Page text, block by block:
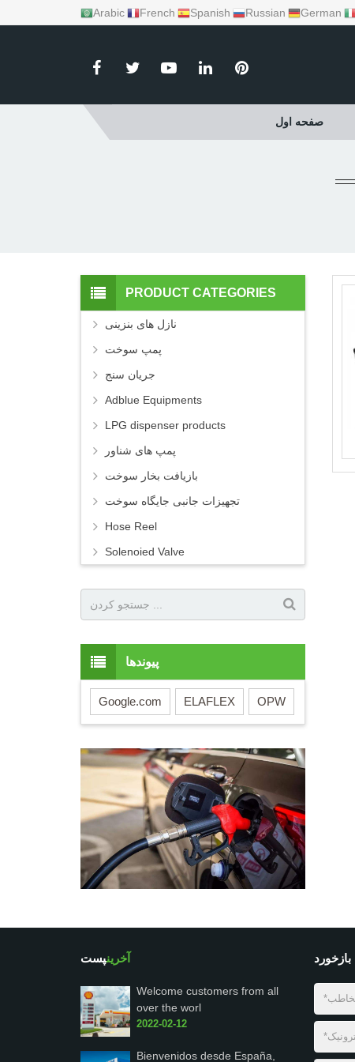
Arabic French Spanish Russian German
صفحه اول
PRODUCT CATEGORIES
نازل های بنزینی
پمپ سوخت
جریان سنج
Adblue Equipments
LPG dispenser products
پمپ های شناور
بازیافت بخار سوخت
تجهیزات جانبی جایگاه سوخت
Hose Reel
Solenoied Valve
پیوندها
Google.com ELAFLEX OPW
آخرینپست
Welcome customers from all
over the worl
2022-02-12
Bienvenidos desde España,
بازخورد